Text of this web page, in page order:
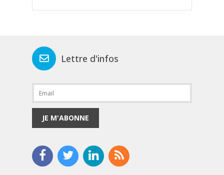
Lettre d'infos
JE M'ABONNE